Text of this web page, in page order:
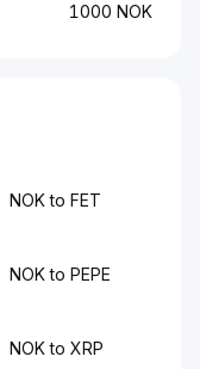
1000 NOK
NOK to FET
NOK to PEPE
NOK to XRP